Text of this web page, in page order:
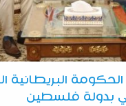
الحكومة البريطانية
بدولة فلسطين